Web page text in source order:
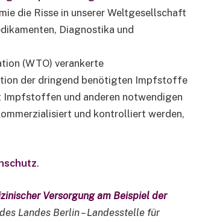
die Risse in unserer Weltgesellschaft
Diagnostika und
(WTO) verankerte
der dringend benötigten Impfstoffe
Impfstoffen und anderen notwendigen
und kontrolliert werden,
.
Versorgung am Beispiel der
Landes Berlin – Landesstelle für